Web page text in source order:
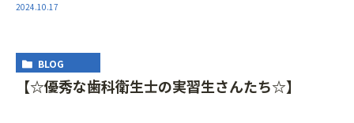
2024.10.17
BLOG
【☆優秀な歯科衛生士の実習生さんたち☆】